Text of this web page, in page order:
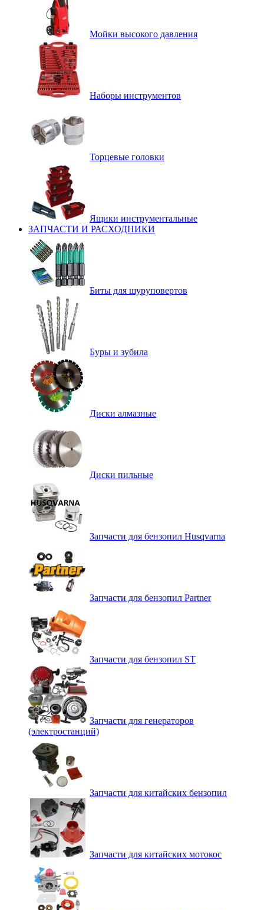
Мойки высокого давления
Наборы инструментов
Торцевые головки
Ящики инструментальные
ЗАПЧАСТИ И РАСХОДНИКИ
Биты для шуруповертов
Буры и зубила
Диски алмазные
Диски пильные
Запчасти для бензопил Husqvarna
Запчасти для бензопил Partner
Запчасти для бензопил ST
Запчасти для генераторов
(электростанций)
Запчасти для китайских бензопил
Запчасти для китайских мотокос